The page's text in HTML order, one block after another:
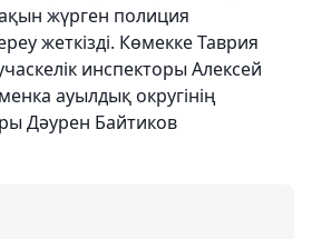
жүрген полиция
жеткізді. Көмекке Таврия
инспекторы Алексей
ауылдық округінің
Дәурен Байтиков